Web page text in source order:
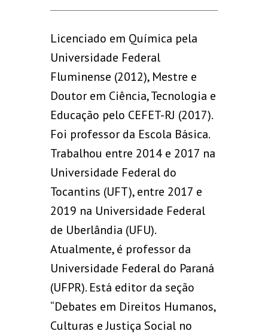
Licenciado em Química pela
Universidade Federal
Fluminense (2012), Mestre e
Doutor em Ciência, Tecnologia e
Educação pelo CEFET-RJ (2017).
Foi professor da Escola Básica.
Trabalhou entre 2014 e 2017 na
Universidade Federal do
Tocantins (UFT), entre 2017 e
2019 na Universidade Federal
de Uberlândia (UFU).
Atualmente, é professor da
Universidade Federal do Paraná
(UFPR). Está editor da seção
“Debates em Direitos Humanos,
Culturas e Justiça Social no